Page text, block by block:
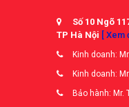
Số 10 Ngõ
TP Hà Nội [ Xem
Kinh doanh:
Kinh doanh:
Bảo hành: Mr.